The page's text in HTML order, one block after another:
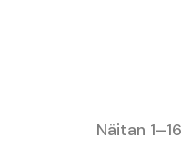
Näitan